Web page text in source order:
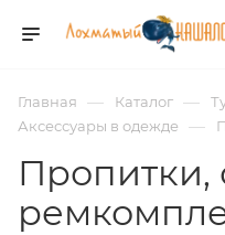
Главная — Каталог —
Аксессуары в одежде —
Пропитки,